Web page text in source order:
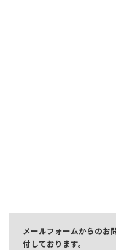
メールフォームからのお
付しております。